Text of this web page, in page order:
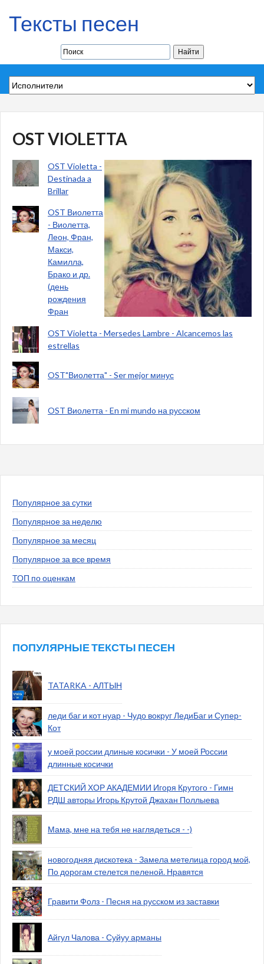
Тексты песен
OST VIOLETTA
OST Violetta -
Destinada a
Brillar
OST Виолетта
- Виолетта,
Леон, Фран,
Макси,
Камилла,
Брако и др.
(день
рождения
Фран
OST Violetta - Mersedes Lambre - Alcancemos las
estrellas
OST"Виолетта" - Ser mejor минус
OST Виолетта - En mi mundo на русском
Популярное за сутки
Популярное за неделю
Популярное за месяц
Популярное за все время
ТОП по оценкам
ПОПУЛЯРНЫЕ ТЕКСТЫ ПЕСЕН
TATARKA - АЛТЫН
леди баг и кот нуар - Чудо вокруг ЛедиБаг и Супер-
Кот
у моей россии длиные косички - У моей России
длинные косички
ДЕТСКИЙ ХОР АКАДЕМИИ Игоря Крутого - Гимн
РДШ авторы Игорь Крутой Джахан Поллыева
Мама, мне на тебя не наглядеться - -)
новогодняя дискотека - Замела метелица город мой,
По дорогам стелется пеленой. Нравятся
Гравити Фолз - Песня на русском из заставки
Айгул Чалова - Суйуу арманы